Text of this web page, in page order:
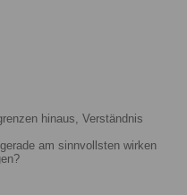
hinaus, Verständnis
am sinnvollsten wirken